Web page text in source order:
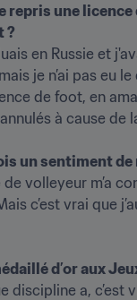
repris une
?
en Russie et
je n’ai pas eu
de foot, en
à cause de
un sentiment
volleyeur m’a
c’est vrai que
d’or aux
discipline a, c’est